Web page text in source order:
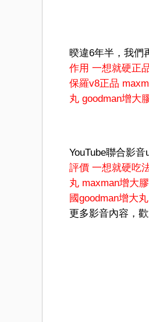
暌違6年半，我們
作用 一想就硬正
保羅v8正品
丸 goodman增大
YouTube聯合影
評價 一想就硬吃
丸 maxman增大
國goodman增大丸
更多影音內容，